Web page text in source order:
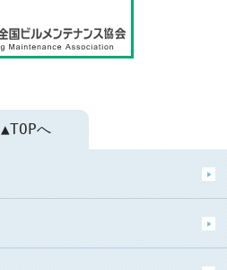
▲TOPへ